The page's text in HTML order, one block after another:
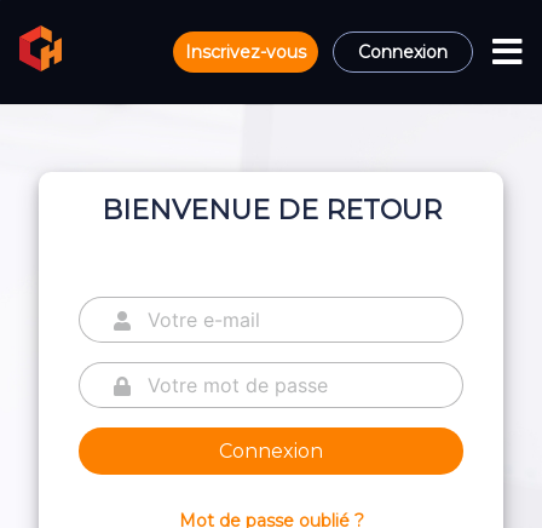
Inscrivez-vous Connexion
BIENVENUE DE RETOUR
Connexion
Mot de passe oublié ?